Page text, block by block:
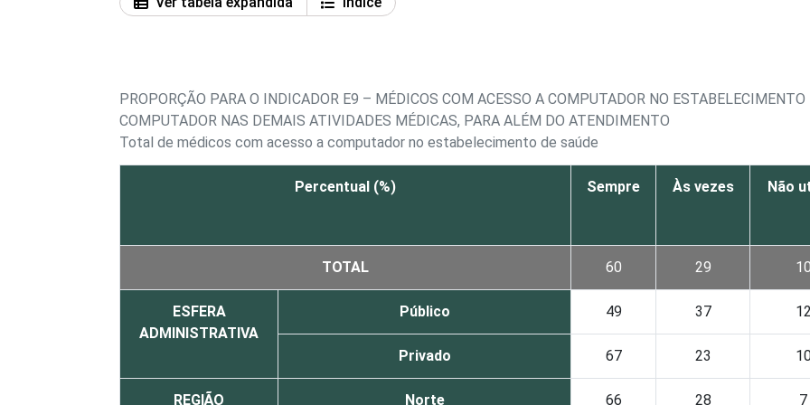
PROPORÇÃO PARA O INDICADOR E9 – MÉDICOS COM ACESSO A COMPUTADOR NO ESTABELECIMENTO
COMPUTADOR NAS DEMAIS ATIVIDADES MÉDICAS, PARA ALÉM DO ATENDIMENTO
Total de médicos com acesso a computador no estabelecimento de saúde
Percentual (%) Sempre Às vezes Não
TOTAL 60 29
ESFERA
ADMINISTRATIVA
Público 49 37
Privado 67 23
REGIÃO Norte 66 28 7